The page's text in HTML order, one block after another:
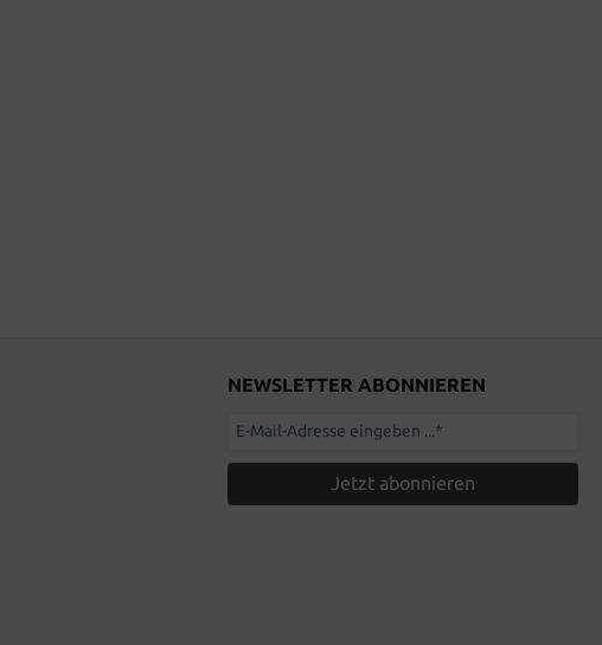
NEWSLETTER ABONNIEREN
Jetzt abonnieren